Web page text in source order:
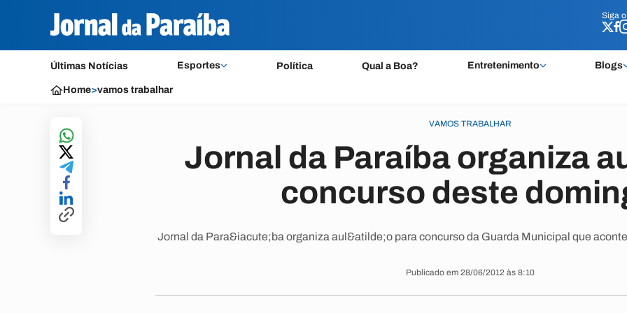
Siga o
Últimas Notícias Esportes Política Qual a Boa? Entretenimento Blogs
Siga o
Home>vamos trabalhar
VAMOS TRABALHAR
Jornal da Paraíba organiza
concurso deste
Jornal da Para&iacute;ba organiza aul&atilde;o para concurso da Guarda Municipal que
Publicado em 28/06/2012 às 8:10